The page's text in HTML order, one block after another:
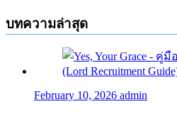
บทความล่าสุด
February 10, 2026 admin